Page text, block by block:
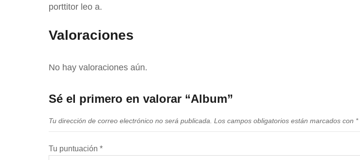
porttitor leo a.
Valoraciones
No hay valoraciones aún.
Sé el primero en valorar “Album”
Tu dirección de correo electrónico no será publicada. Los campos obligatorios están marcados con *
Tu puntuación *